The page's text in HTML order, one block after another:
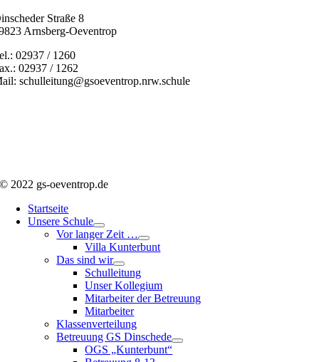
Straße 8
Arnsberg-Oeventrop
02937 / 1260
02937 / 1262
schulleitung@gsoeventrop.nrw.schule
© 2022 gs-oeventrop.de
Startseite
Unsere Schule
Vor langer Zeit …
Villa Kunterbunt
Das sind wir
Schulleitung
Unser Kollegium
Mitarbeiter der Betreuung
Mitarbeiter
Klassenverteilung
Betreuung GS Dinschede
OGS „Kunterbunt“